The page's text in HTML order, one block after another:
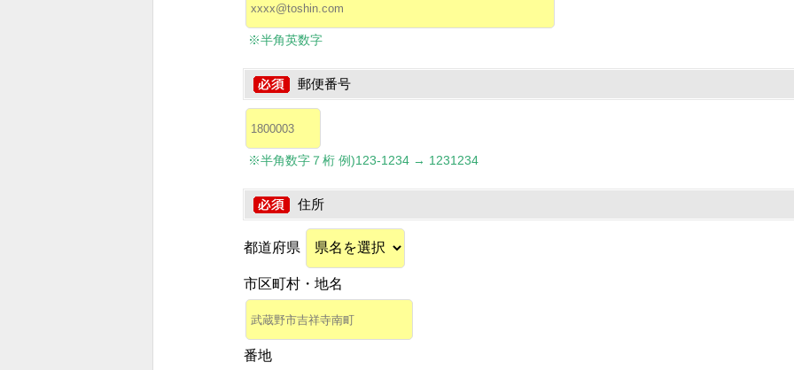
※半角英数字
郵便番号
※半角数字７桁 例)123-1234 → 1231234
住所
都道府県
市区町村・地名
番地